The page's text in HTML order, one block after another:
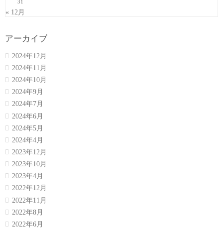
31
« 12月
アーカイブ
2024年12月
2024年11月
2024年10月
2024年9月
2024年7月
2024年6月
2024年5月
2024年4月
2023年12月
2023年10月
2023年4月
2022年12月
2022年11月
2022年8月
2022年6月